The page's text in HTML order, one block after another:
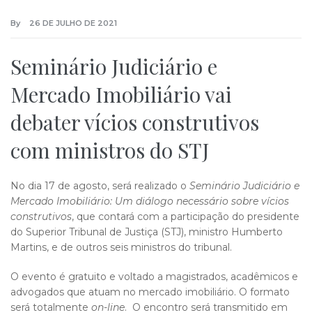
By 26 DE JULHO DE 2021
Seminário Judiciário e
Mercado Imobiliário vai
debater vícios construtivos
com ministros do STJ
No dia 17 de agosto, será realizado o Seminário Judiciário e
Mercado Imobiliário: Um diálogo necessário sobre vícios
construtivos, que contará com a participação do presidente
do Superior Tribunal de Justiça (STJ), ministro Humberto
Martins, e de outros seis ministros do tribunal.
O evento é gratuito e voltado a magistrados, acadêmicos e
advogados que atuam no mercado imobiliário. O formato
será totalmente on-line. O encontro será transmitido em